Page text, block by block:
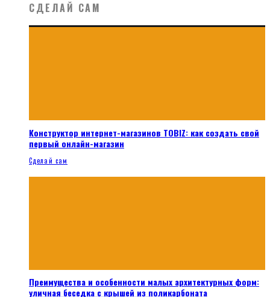
СДЕЛАЙ САМ
Конструктор интернет-магазинов TOBIZ: как создать свой
первый онлайн-магазин
Сделай сам
Преимущества и особенности малых архитектурных форм:
уличная беседка с крышей из поликарбоната